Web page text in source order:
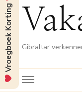
Gibraltar
Vroegboek Korting